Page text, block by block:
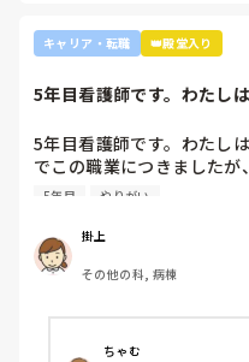
キャリア・転職 👑殿堂入り
5年目看護師です。わたし
5年目看護師です。わたし
でこの職業につきました
あまり考えたことがなく
続けてしまっています。
みなさんはどういったきっ
科についていたりしますか？
笑
5年目 やりがい
掛上
その他の科, 病棟
ちゃむ